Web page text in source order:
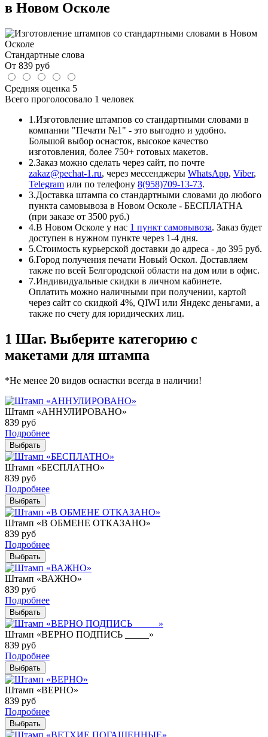
в Новом Осколе
Стандартные слова
От 839 руб
Средняя оценка 5
Всего проголосовало 1 человек
1.Изготовление штампов со стандартными словами в
компании "Печати №1" - это выгодно и удобно.
Большой выбор оснасток, высокое качество
изготовления, более 750+ готовых макетов.
2.Заказ можно сделать через сайт, по почте
zakaz@pechat-1.ru, через мессенджеры WhatsApp, Viber,
Telegram или по телефону 8(958)709-13-73.
3.Доставка штампа со стандартными словами до любого
пункта самовывоза в Новом Осколе - БЕСПЛАТНА
(при заказе от 3500 руб.)
4.В Новом Осколе у нас 1 пункт самовывоза. Заказ будет
доступен в нужном пункте через 1-4 дня.
5.Стоимость курьерской доставки до адреса - до 395 руб.
6.Город получения печати Новый Оскол. Доставляем
также по всей Белгородской области на дом или в офис.
7.Индивидуальные скидки в личном кабинете.
Оплатить можно наличными при получении, картой
через сайт со скидкой 4%, QIWI или Яндекс деньгами, а
также по счету для юридических лиц.
1 Шаг. Выберите категорию с
макетами для штампа
*Не менее 20 видов оснастки всегда в наличии!
Штамп «АННУЛИРОВАНО»
839 руб
Подробнее
Выбрать
Штамп «БЕСПЛАТНО»
839 руб
Подробнее
Выбрать
Штамп «В ОБМЕНЕ ОТКАЗАНО»
839 руб
Подробнее
Выбрать
Штамп «ВАЖНО»
839 руб
Подробнее
Выбрать
Штамп «ВЕРНО ПОДПИСЬ _____»
839 руб
Подробнее
Выбрать
Штамп «ВЕРНО»
839 руб
Подробнее
Выбрать